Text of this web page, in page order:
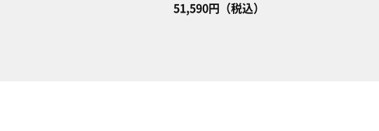
51,590円（税込）